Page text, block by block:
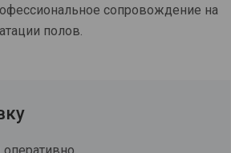
сопровождение на
полов.